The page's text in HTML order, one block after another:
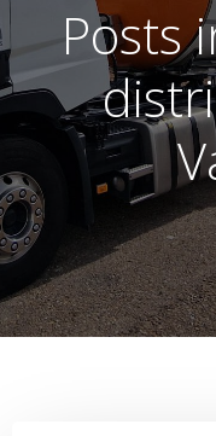
Posts